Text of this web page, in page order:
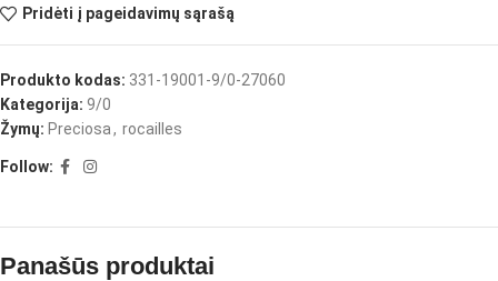
Pridėti į pageidavimų sąrašą
Produkto kodas: 331-19001-9/0-27060
Kategorija: 9/0
Žymų: Preciosa, rocailles
Follow:
Panašūs produktai